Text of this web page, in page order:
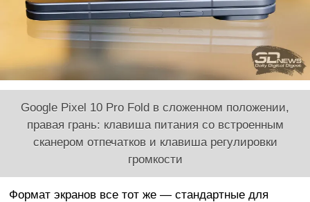
Google Pixel 10 Pro Fold в сложенном положении,
правая грань: клавиша питания со встроенным
сканером отпечатков и клавиша регулировки
громкости
Формат экранов все тот же — стандартные для